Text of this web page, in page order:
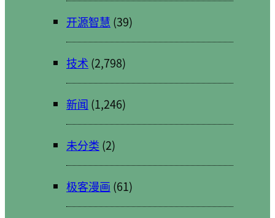
开源智慧 (39)
技术 (2,798)
新闻 (1,246)
未分类 (2)
极客漫画 (61)